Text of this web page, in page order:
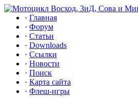
· Главная
· Форум
· Статьи
· Downloads
· Ссылки
· Новости
· Поиск
· Карта сайта
· Флеш-игры